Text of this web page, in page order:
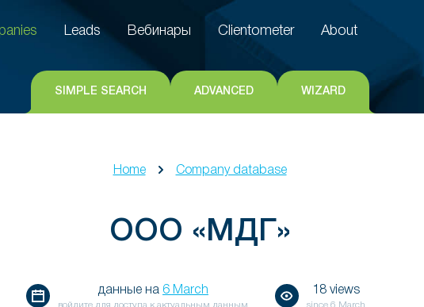
Clientometer
Leads Вебинары Clientometer About
SIMPLE SEARCH ADVANCED WIZARD
Home Company database
ООО «МДГ»
данные на 6 March
войдите для доступа к актуальным данным
18 views
since 6 March